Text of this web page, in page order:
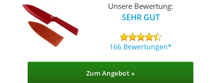
Unsere Bewertung:
SEHR GUT
166 Bewertungen
Zum Angebot »